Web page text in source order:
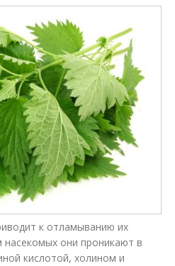
к отламыванию их
они проникают в
кислотой, холином и